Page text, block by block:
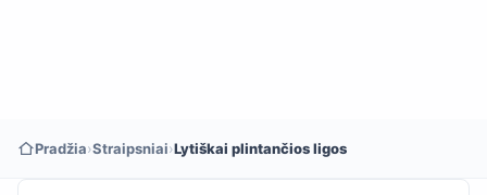
Pradžia›Straipsniai›Lytiškai plintančios ligos